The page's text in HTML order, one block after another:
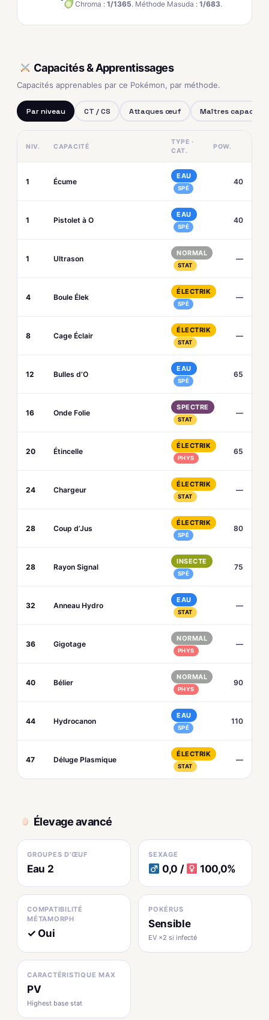
Chroma : 1/1365. Méthode Masuda : 1/683.
Capacités & Apprentissages
Capacités apprenables par ce Pokémon, par méthode.
Par niveau CT / CS Attaques œuf Maîtres capacités
NIV. CAPACITÉ
TYPE ·
CAT.
POW.
1 Écume
EAU
SPÉ
40
1 Pistolet à O
EAU
SPÉ
40
1 Ultrason
NORMAL
STAT
—
4 Boule Élek
ÉLECTRIK
SPÉ
—
8 Cage Éclair
ÉLECTRIK
STAT
—
12 Bulles d’O
EAU
SPÉ
65
16 Onde Folie
SPECTRE
STAT
—
20 Étincelle
ÉLECTRIK
PHYS
65
24 Chargeur
ÉLECTRIK
STAT
—
28 Coup d’Jus
ÉLECTRIK
SPÉ
80
28 Rayon Signal
INSECTE
SPÉ
75
32 Anneau Hydro
EAU
STAT
—
36 Gigotage
NORMAL
PHYS
—
40 Bélier
NORMAL
PHYS
90
44 Hydrocanon
EAU
SPÉ
110
47 Déluge Plasmique
ÉLECTRIK
STAT
—
Élevage avancé
GROUPES D'ŒUF
Eau 2
SEXAGE
0,0 / 100,0%
COMPATIBILITÉ
MÉTAMORPH
✓ Oui
POKÉRUS
Sensible
EV ×2 si infecté
CARACTÉRISTIQUE MAX
PV
Highest base stat